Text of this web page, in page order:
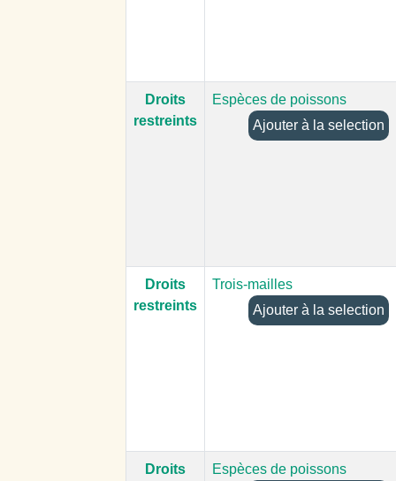
Droits
restreints
Espèces de poissons
Ajouter à la selection
Droits
restreints
Trois-mailles
Ajouter à la selection
Droits
Espèces de poissons